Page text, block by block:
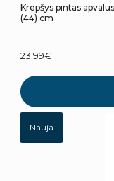
Krepšys pintas
(44) cm
23.99€
Nauja